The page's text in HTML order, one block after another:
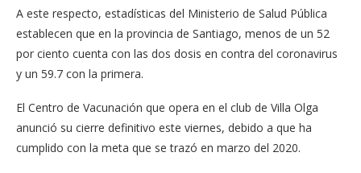
A este respecto, estadísticas del Ministerio de Salud Pública
establecen que en la provincia de Santiago, menos de un 52
por ciento cuenta con las dos dosis en contra del coronavirus
y un 59.7 con la primera.
El Centro de Vacunación que opera en el club de Villa Olga
anunció su cierre definitivo este viernes, debido a que ha
cumplido con la meta que se trazó en marzo del 2020.